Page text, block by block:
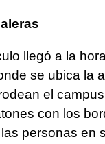
llegó a la
se ubica la
el
con los
personas en